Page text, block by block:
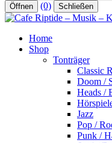
Öffnen (0) Schließen
Home
Shop
Tonträger
Classic
Doom /
Heads /
Jazz
Pop /
Punk /